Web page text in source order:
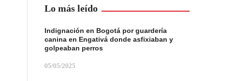
Lo más leído
Indignación en Bogotá por guardería
canina en Engativá donde asfixiaban y
golpeaban perros
05/05/2025